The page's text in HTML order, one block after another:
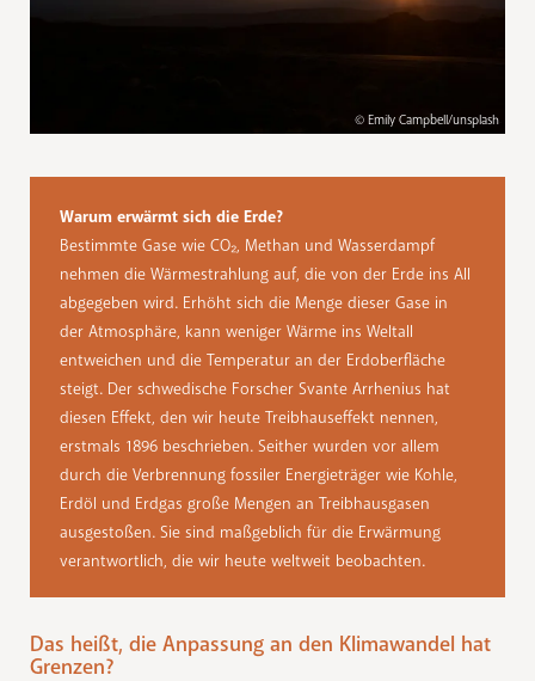
© Emily Campbell/unsplash
Warum erwärmt sich die Erde?
Bestimmte Gase wie CO₂, Methan und Wasserdampf
nehmen die Wärmestrahlung auf, die von der Erde ins All
abgegeben wird. Erhöht sich die Menge dieser Gase in
der Atmosphäre, kann weniger Wärme ins Weltall
entweichen und die Temperatur an der Erdoberfläche
steigt. Der schwedische Forscher Svante Arrhenius hat
diesen Effekt, den wir heute Treibhauseffekt nennen,
erstmals 1896 beschrieben. Seither wurden vor allem
durch die Verbrennung fossiler Energieträger wie Kohle,
Erdöl und Erdgas große Mengen an Treibhausgasen
ausgestoßen. Sie sind maßgeblich für die Erwärmung
verantwortlich, die wir heute weltweit beobachten.
Das heißt, die Anpassung an den Klimawandel hat
Grenzen?